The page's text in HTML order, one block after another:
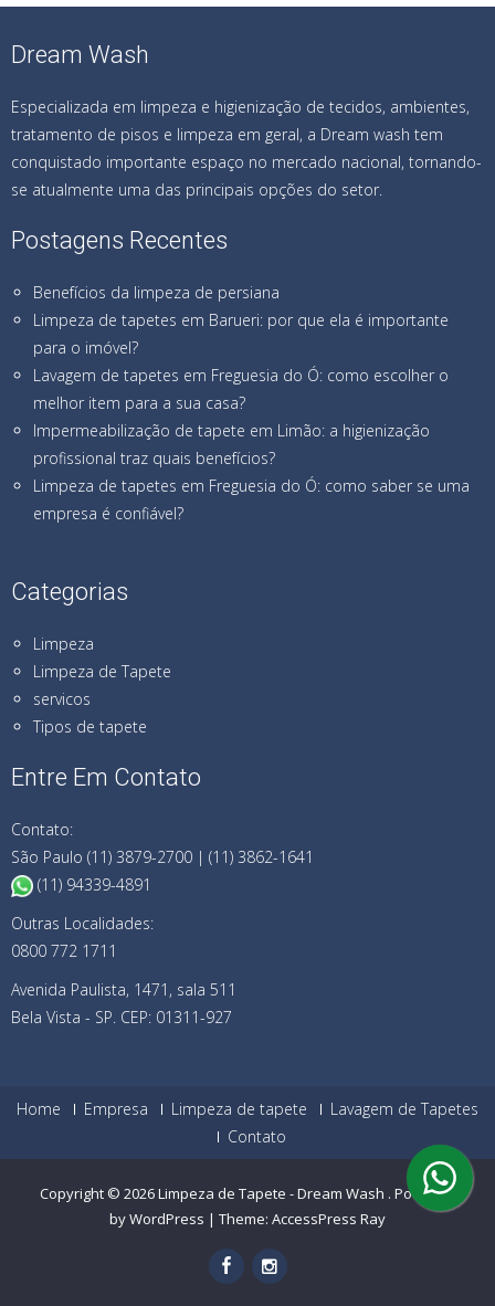
Dream Wash
Especializada em limpeza e higienização de tecidos, ambientes,
tratamento de pisos e limpeza em geral, a Dream wash tem
conquistado importante espaço no mercado nacional, tornando-
se atualmente uma das principais opções do setor.
Postagens Recentes
Benefícios da limpeza de persiana
Limpeza de tapetes em Barueri: por que ela é importante
para o imóvel?
Lavagem de tapetes em Freguesia do Ó: como escolher o
melhor item para a sua casa?
Impermeabilização de tapete em Limão: a higienização
profissional traz quais benefícios?
Limpeza de tapetes em Freguesia do Ó: como saber se uma
empresa é confiável?
Categorias
Limpeza
Limpeza de Tapete
servicos
Tipos de tapete
Entre Em Contato
Contato:
São Paulo (11) 3879-2700 | (11) 3862-1641
(11) 94339-4891
Outras Localidades:
0800 772 1711
Avenida Paulista, 1471, sala 511
Bela Vista - SP. CEP: 01311-927
Home Empresa Limpeza de tapete
Lavagem de Tapetes
Contato
Copyright © 2026Limpeza de Tapete - Dream Wash . Powered
by WordPress | Theme: AccessPress Ray